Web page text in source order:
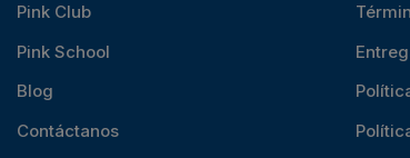
Pink Club
Pink School
Blog
Contáctanos